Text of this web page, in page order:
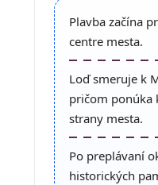
Plavba začína
centre mesta.
Loď smeruje k
pričom ponúka
strany mesta.
Po preplávaní
historických